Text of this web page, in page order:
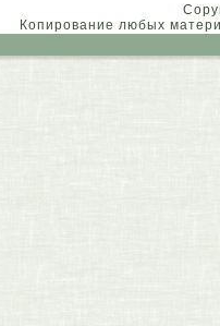
Копирование любых